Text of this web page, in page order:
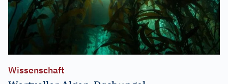
Wissenschaft